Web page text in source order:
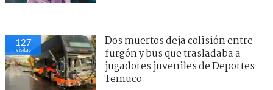
127
visitas
Dos muertos deja colisión entre
furgón y bus que trasladaba a
jugadores juveniles de Deportes
Temuco